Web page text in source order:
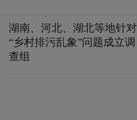
湖南、河北、湖北等地针对
“乡村排污乱象”问题成立调
查组